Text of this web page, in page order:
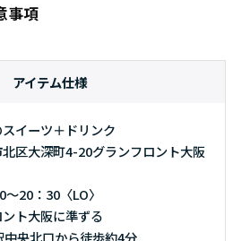
事項
アイテム仕様
イーツ＋ドリンク
区大深町4-20グランフロント大阪
20：30〈LO〉
ト大阪に準ずる
央北口から徒歩約4分